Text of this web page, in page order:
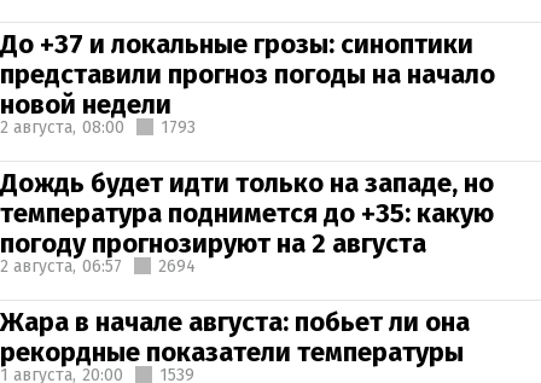
До +37 и локальные грозы: синоптики
представили прогноз погоды на начало
новой недели
2 августа, 08:00 1793
Дождь будет идти только на западе, но
температура поднимется до +35: какую
погоду прогнозируют на 2 августа
2 августа, 06:57 2694
Жара в начале августа: побьет ли она
рекордные показатели температуры
1 августа, 20:00 1539